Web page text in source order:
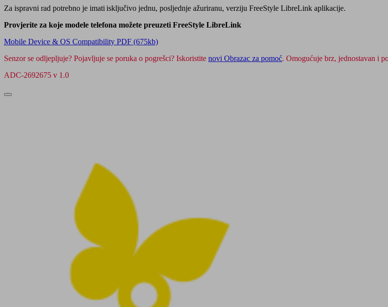
Za ispravni rad potrebno je imati isključivo jednu, posljednje ažuriranu, verziju FreeStyle LibreLink aplikacije.
Provjerite za koje modele telefona možete preuzeti FreeStyle LibreLink
Mobile Device & OS Compatibility PDF (675kb)
Senzor se odljepljuje? Pojavljuje se poruka o pogrešci? Iskoristite novi Obrazac za pomoć. Omogućuje brz, jednostavan i
ADC-2692675 v 1.0